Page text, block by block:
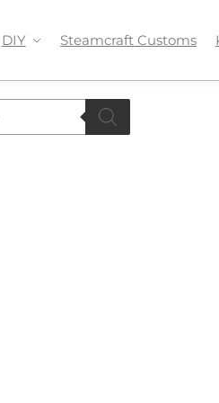
DIY Steamcraft Customs